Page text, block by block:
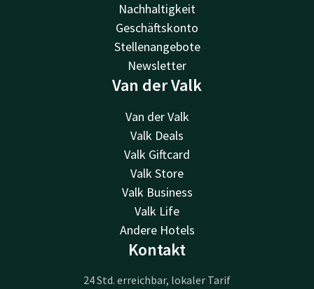
Nachhaltigkeit
Geschäftskonto
Stellenangebote
Newsletter
Van der Valk
Van der Valk
Valk Deals
Valk Giftcard
Valk Store
Valk Business
Valk Life
Andere Hotels
Kontakt
24 Std. erreichbar, lokaler Tarif